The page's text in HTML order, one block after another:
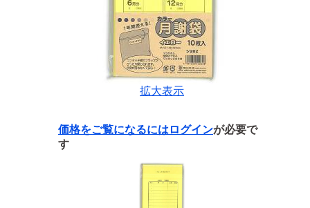
拡大表示
価格をご覧になるには ログインが必要で
す